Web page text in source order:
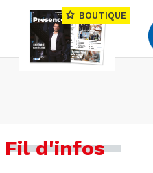
BOUTIQUE
Fil d'infos